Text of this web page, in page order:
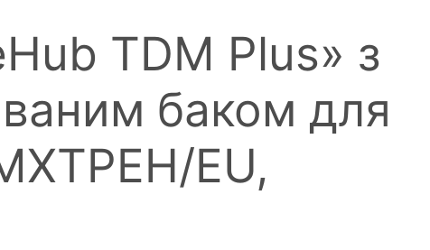
TDM Plus» з
баком для
EU,